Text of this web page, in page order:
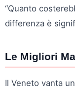
“Quanto
differenza è
Le Migliori
Il Veneto vanta